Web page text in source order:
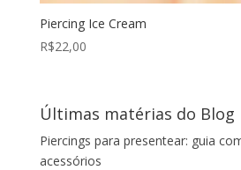
Piercing Ice Cream
R$22,00
Últimas matérias do Blog
Piercings para presentear: guia
acessórios